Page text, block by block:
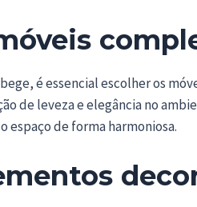
é essencial escolher os
de leveza e elegância no
espaço de forma harmoniosa.